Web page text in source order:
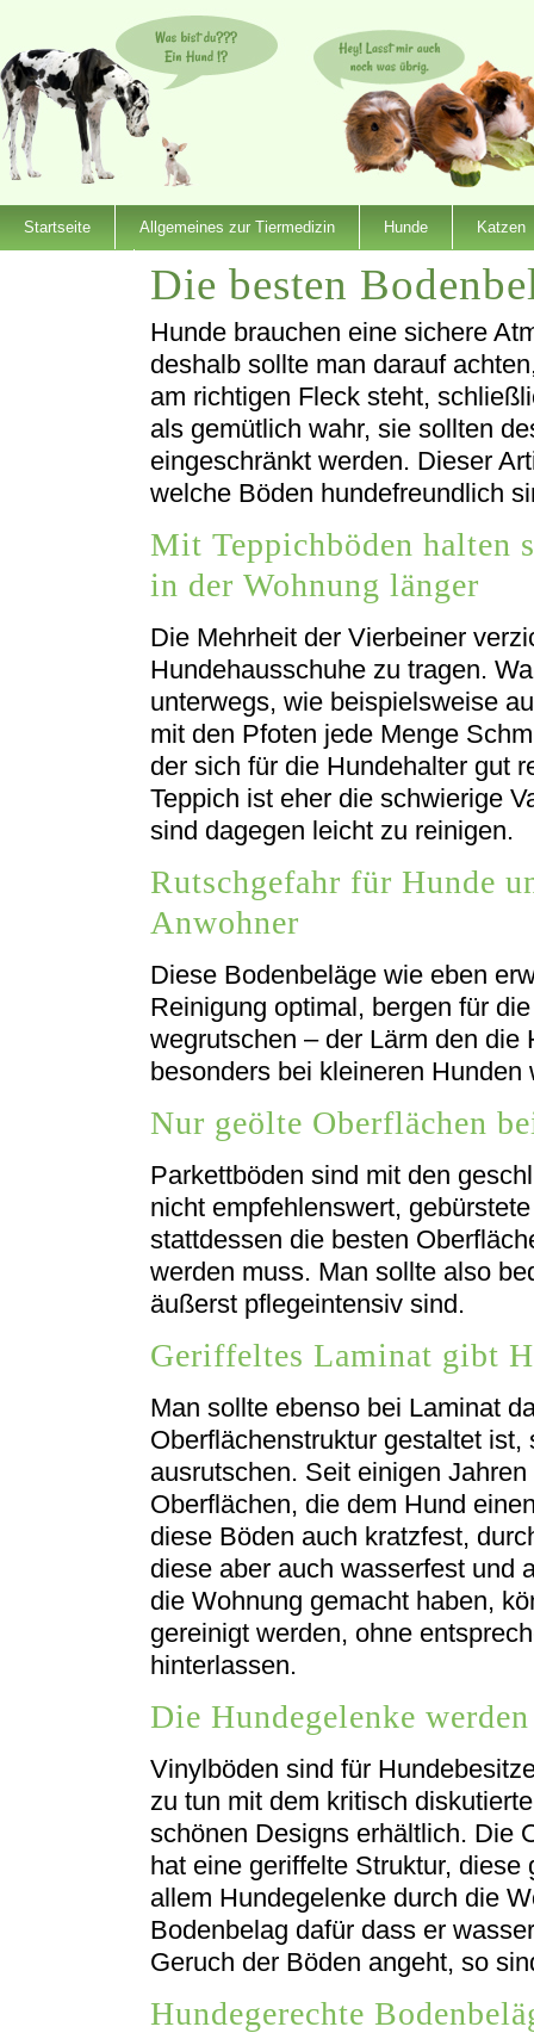
Startseite Allgemeines zur Tiermedizin Hunde Katzen
Die besten
Hunde brauchen eine sichere
deshalb sollte man darauf
am richtigen Fleck steht,
als gemütlich wahr, sie sollten
eingeschränkt werden. Dieser
welche Böden hundefreundlich
Mit Teppichböden halten
in der Wohnung länger
Die Mehrheit der Vierbeiner
Hundehausschuhe zu tragen.
unterwegs, wie beispielsweise
mit den Pfoten jede Menge
der sich für die Hundehalter gut
Teppich ist eher die schwierige
sind dagegen leicht zu reinigen.
Rutschgefahr für Hunde
Anwohner
Diese Bodenbeläge wie eben
Reinigung optimal, bergen für
wegrutschen – der Lärm den
besonders bei kleineren Hunden
Nur geölte Oberflächen
Parkettböden sind mit den
nicht empfehlenswert,
stattdessen die besten
werden muss. Man sollte also
äußerst pflegeintensiv sind.
Geriffeltes Laminat gibt
Man sollte ebenso bei Laminat
Oberflächenstruktur gestaltet
ausrutschen. Seit einigen
Oberflächen, die dem Hund
diese Böden auch kratzfest,
diese aber auch wasserfest und
die Wohnung gemacht haben,
gereinigt werden, ohne
hinterlassen.
Die Hundegelenke
Vinylböden sind für
zu tun mit dem kritisch
schönen Designs erhältlich. Die
hat eine geriffelte Struktur,
allem Hundegelenke durch die
Bodenbelag dafür dass er
Geruch der Böden angeht, so
Hundegerechte